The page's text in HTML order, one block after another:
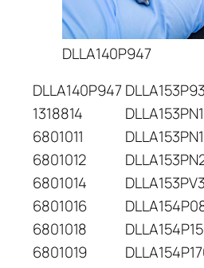
DLLA140P947
DLLA140P947
1318814
6801011
6801012
6801014
6801016
6801018
6801019